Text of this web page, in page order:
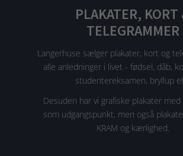
PLAKATER, KORT
TELEGRAMMER
Langerhuse sælger plakater, kort og
alle anledninger i livet - fødsel, dåb,
studentereksamen, bryllup
Desuden har vi grafiske plakater med
som udgangspunkt, men også
KRAM og kærlighed.